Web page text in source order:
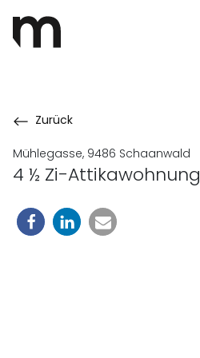
Zurück
Mühlegasse, 9486 Schaanwald
4 ½ Zi-Attikawohnung